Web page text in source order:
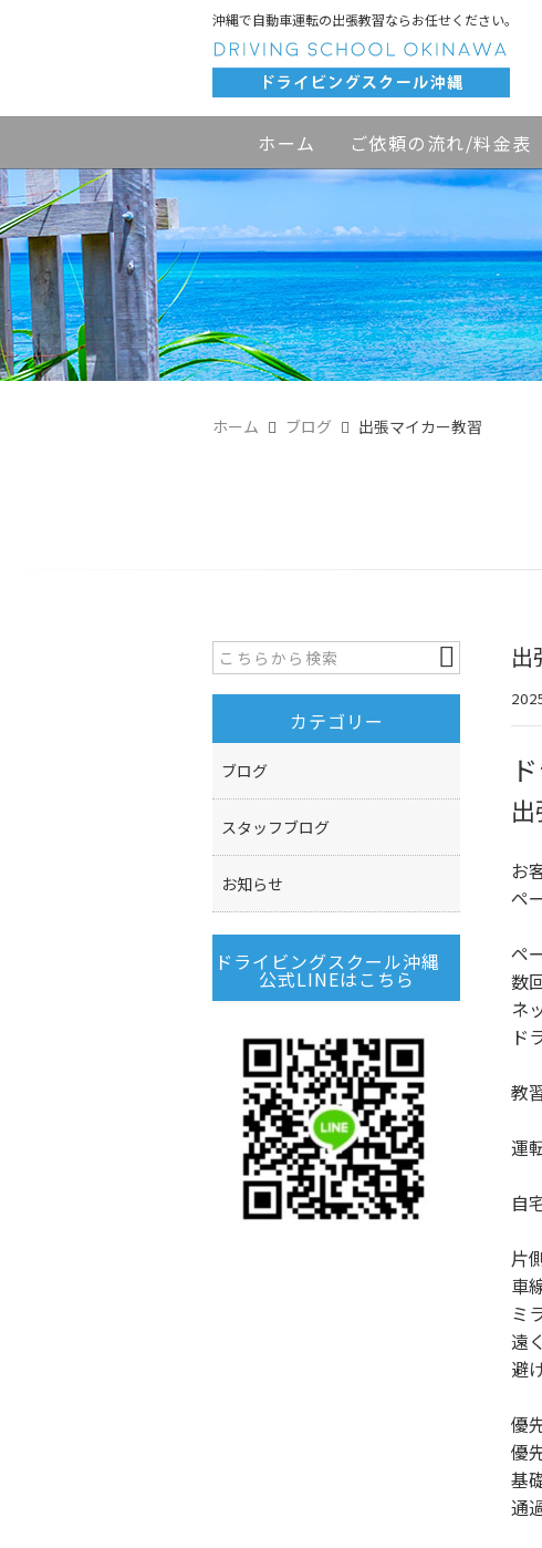
沖縄で自動車運転の出張教習ならお任せください。
ホーム ご依頼の流れ/料金表
ホーム ブログ 出張マイカー教習
出
お
ペ
ペ
数
ネ
ド
教
運
自
片
車
ミ
遠
避
優
優
基
通
カテゴリー
ブログ
スタッフブログ
お知らせ
ドライビングスクール沖縄
公式LINEはこちら